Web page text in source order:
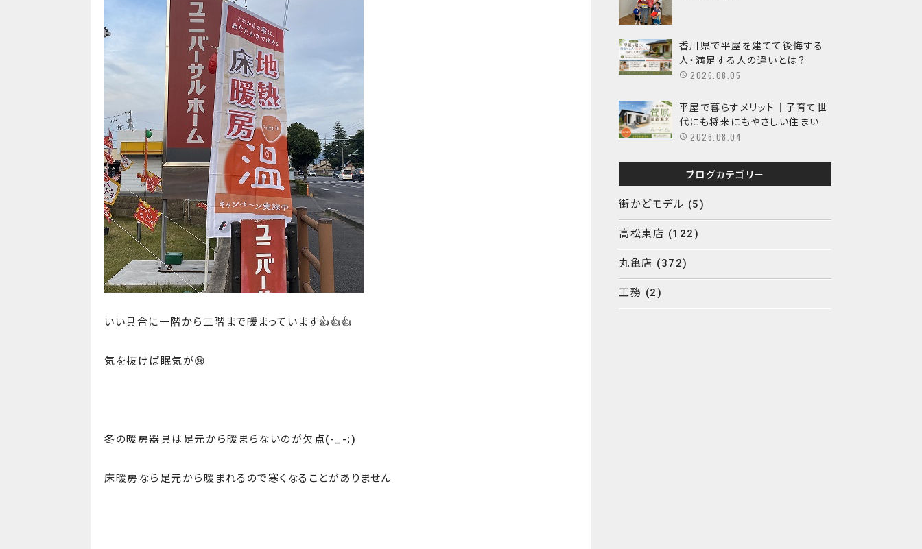
いい具合に一階から二階まで暖まっています👍👍👍
気を抜けば眠気が😪
冬の暖房器具は足元から暖まらないのが欠点(-_-;)
床暖房なら足元から暖まれるので寒くなることがありません
香川県で平屋を建てて後悔する
人・満足する人の違いとは？
2026.08.05
平屋で暮らすメリット｜子育て世
代にも将来にもやさしい住まい
2026.08.04
ブログカテゴリー
街かどモデル (5)
高松東店 (122)
丸亀店 (372)
工務 (2)